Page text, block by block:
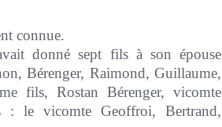
connue.
donné sept fils à son épouse
Bérenger, Raimond, Guillaume,
fils, Rostan Bérenger, vicomte
: le vicomte Geoffroi, Bertrand,